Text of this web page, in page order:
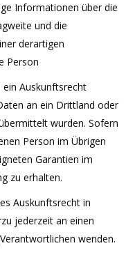
Informationen über die
und die
derartigen
Person
Auskunftsrecht
an ein Drittland oder
wurden. Sofern
Person im Übrigen
Garantien im
zu erhalten.
Auskunftsrecht in
jederzeit an einen
wenden.